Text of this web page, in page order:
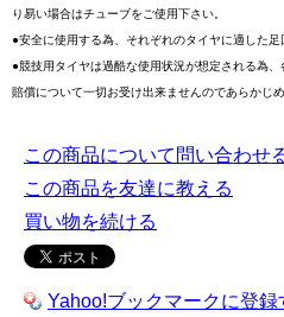
り易い場合はチューブをご使用下さい。
●安全に使用する為、それぞれのタイヤに適した足
●競技用タイヤは過酷な使用状況が想定される為
賠償について一切お受け出来ませんのであらかじめ
この商品について問い合わせ
この商品を友達に教える
買い物を続ける
Yahoo!ブックマークに登録